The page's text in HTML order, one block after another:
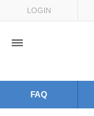
LOGIN
FAQ